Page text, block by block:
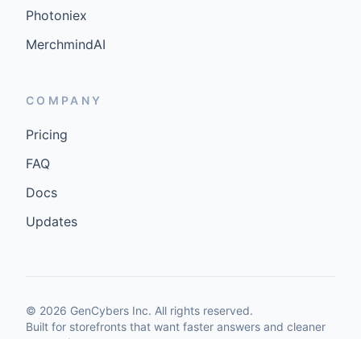
Photoniex
MerchmindAI
COMPANY
Pricing
FAQ
Docs
Updates
© 2026 GenCybers Inc. All rights reserved.
Built for storefronts that want faster answers and cleaner